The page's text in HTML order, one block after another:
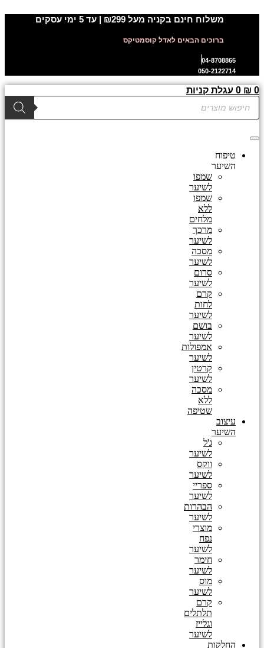
דלג
משלוח חינם בקניה מעל ₪299 | עד 5 ימי עסקים
ברוכים הבאים לאדל קוסמטיקס
04-8708865
050-2122714
₪ 0
0 עגלת קניות
Products
search
טיפוח
השיער
שמפו
לשיער
שמפו
ללא
מלחים
מרכך
לשיער
מסכה
לשיער
סרום
לשיער
קרם
לחות
לשיער
בושם
לשיער
אמפולות
לשיער
קרטין
לשיער
מסכה
ללא
שטיפה
עיצוב
השיער
ג'ל
לשיער
ווקס
לשיער
ספריי
לשיער
הבהרות
לשיער
מוצרי
נפח
לשיער
חימר
לשיער
מוס
לשיער
קרם
תלתלים
וגלייז
לשיער
החלקות